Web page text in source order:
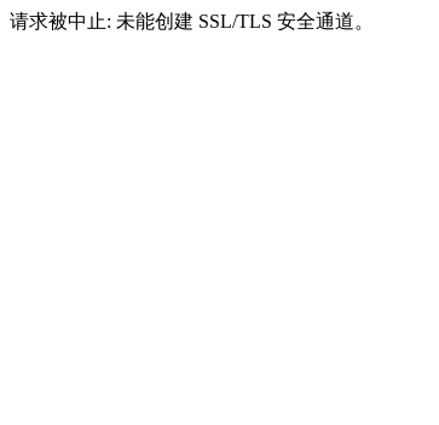
请求被中止: 未能创建 SSL/TLS 安全通道。